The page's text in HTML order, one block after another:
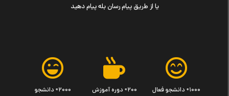
یا از طریق پیام رسان بله پیام دهید
۱۰۰۰+ دانشجو فعال
۲۰۰+ دوره آموزش
۲۰۰۰+ دانشجو